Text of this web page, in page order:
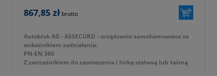
867,85 zł brutto
Autoblok AD - ASSECURO - urządzenie samohamowane ze
wskaźnikiem zadziałania.
PN-EN 360
Z zatrzaśnikiem do zawieszenia i linką stalową lub taśmą